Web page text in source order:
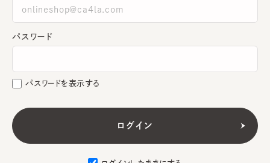
パスワード
パスワードを表示する